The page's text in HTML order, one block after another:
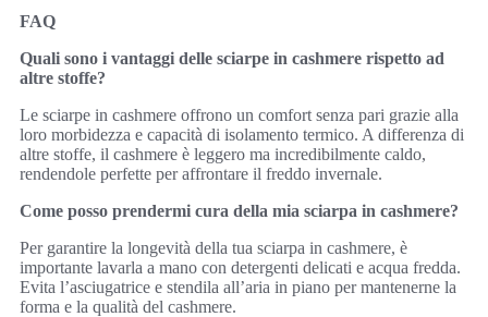
FAQ
Quali sono i vantaggi delle sciarpe in cashmere rispetto ad
altre stoffe?
Le sciarpe in cashmere offrono un comfort senza pari grazie alla
loro morbidezza e capacità di isolamento termico. A differenza di
altre stoffe, il cashmere è leggero ma incredibilmente caldo,
rendendole perfette per affrontare il freddo invernale.
Come posso prendermi cura della mia sciarpa in cashmere?
Per garantire la longevità della tua sciarpa in cashmere, è
importante lavarla a mano con detergenti delicati e acqua fredda.
Evita l’asciugatrice e stendila all’aria in piano per mantenerne la
forma e la qualità del cashmere.